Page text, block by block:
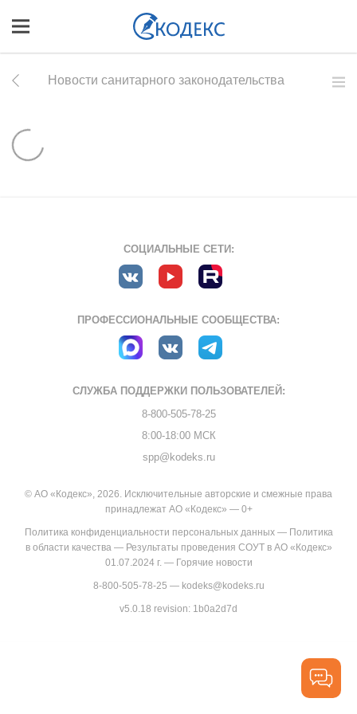
Новости санитарного законодательства
СОЦИАЛЬНЫЕ СЕТИ:
ПРОФЕССИОНАЛЬНЫЕ СООБЩЕСТВА:
СЛУЖБА ПОДДЕРЖКИ ПОЛЬЗОВАТЕЛЕЙ:
8-800-505-78-25
8:00-18:00 МСК
spp@kodeks.ru
© АО «Кодекс», 2026. Исключительные авторские и смежные права
принадлежат АО «Кодекс» — 0+
Политика конфиденциальности персональных данных— Политика
в области качества— Результаты проведения СОУТ в АО «Кодекс»
01.07.2024 г.— Горячие новости
8-800-505-78-25 — kodeks@kodeks.ru
v5.0.18 revision: 1b0a2d7d